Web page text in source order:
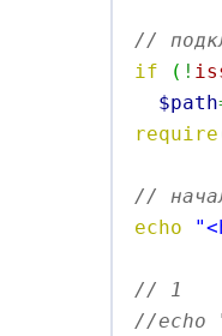
//
if
( !
$path
require
//
echo
// 1
//echo